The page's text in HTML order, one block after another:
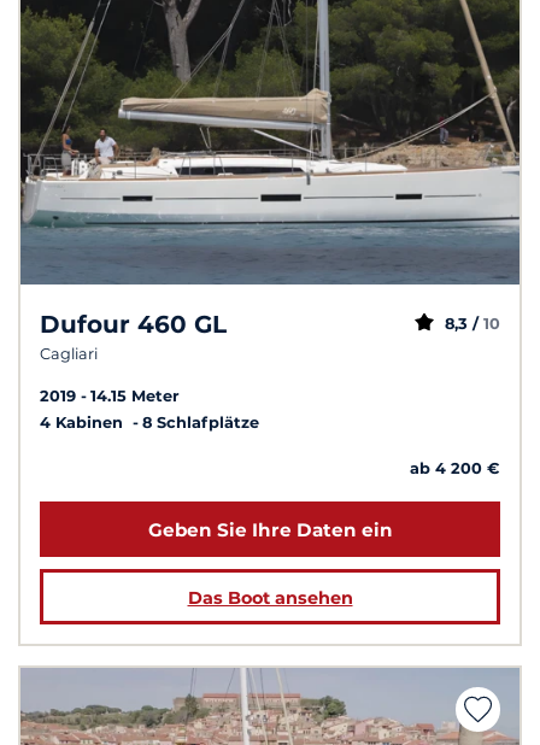
Dufour 460 GL
Cagliari
8,3 / 10
2019
14.15 Meter
4 Kabinen
8 Schlafplätze
ab 4 200 €
Geben Sie Ihre Daten ein
Das Boot ansehen